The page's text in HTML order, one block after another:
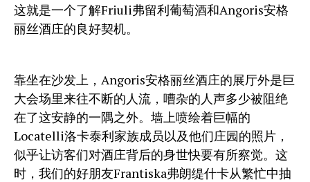
这就是一个了解Friuli弗留利葡萄酒和Angoris安格
丽丝酒庄的良好契机。
靠坐在沙发上，Angoris安格丽丝酒庄的展厅外是巨
大会场里来往不断的人流，嘈杂的人声多少被阻绝
在了这安静的一隅之外。墙上喷绘着巨幅的
Locatelli洛卡泰利家族成员以及他们庄园的照片，
似乎让访客们对酒庄背后的身世快要有所察觉。这
时，我们的好朋友Frantiska弗朗缇什卡从繁忙中抽